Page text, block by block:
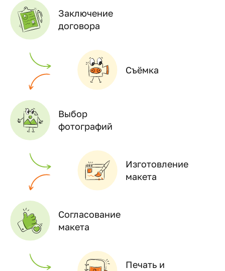
Заключение
договора
Съёмка
Выбор
фотографий
Изготовление
макета
Согласование
макета
Печать и